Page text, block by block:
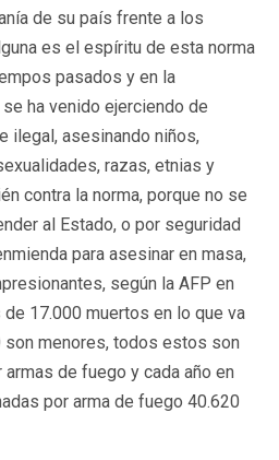
de su país frente a los
es el espíritu de esta norma
pasados y en la
ha venido ejerciendo de
ilegal, asesinando niños,
razas, etnias y
contra la norma, porque no se
al Estado, o por seguridad
para asesinar en masa,
según la AFP en
17.000 muertos en lo que va
menores, todos estos son
de fuego y cada año en
por arma de fuego 40.620